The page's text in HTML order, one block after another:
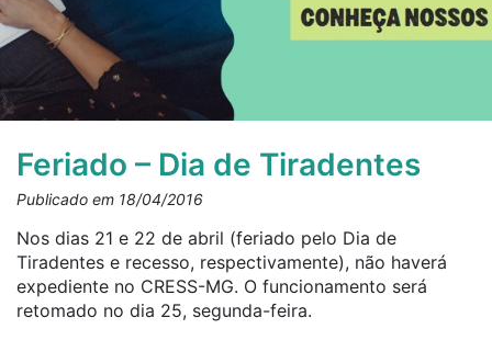
Feriado – Dia de Tiradentes
Publicado em 18/04/2016
Nos dias 21 e 22 de abril (feriado pelo Dia de
Tiradentes e recesso, respectivamente), não haverá
expediente no CRESS-MG. O funcionamento será
retomado no dia 25, segunda-feira.